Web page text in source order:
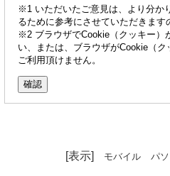
※1 いただいたご意見は、より分か
るために参考にさせていただきます
※2 ブラウザでCookie（クッキー）
い、または、ブラウザがCookie（
ご利用頂けません。
[表示] モバイル パ